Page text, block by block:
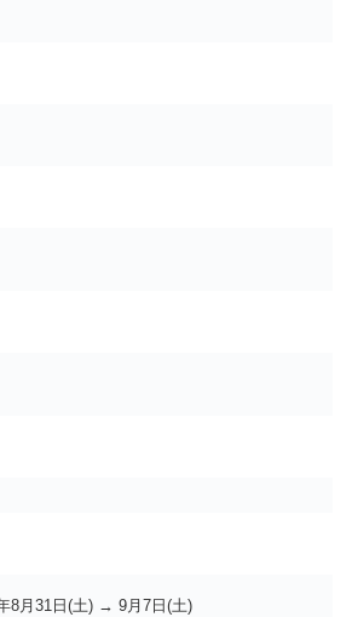
8月31日(土) → 9月7日(土)